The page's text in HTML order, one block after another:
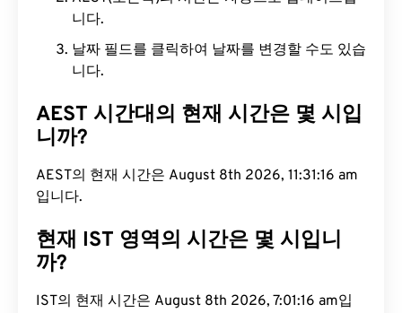
니다.
날짜 필드를 클릭하여 날짜를 변경할 수도 있습
니다.
AEST 시간대의 현재 시간은 몇 시입
니까?
AEST의 현재 시간은 August 8th 2026, 11:31:17 am
입니다.
현재 IST 영역의 시간은 몇 시입니
까?
IST의 현재 시간은 August 8th 2026, 7:01:17 am입니